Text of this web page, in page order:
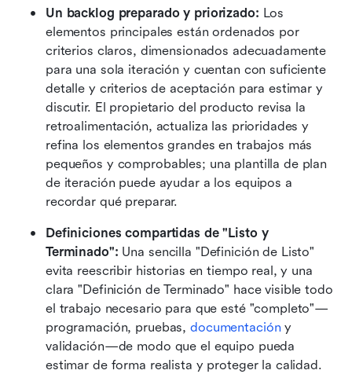
Un backlog preparado y priorizado: Los
elementos principales están ordenados por
criterios claros, dimensionados adecuadamente
para una sola iteración y cuentan con suficiente
detalle y criterios de aceptación para estimar y
discutir. El propietario del producto revisa la
retroalimentación, actualiza las prioridades y
refina los elementos grandes en trabajos más
pequeños y comprobables; una plantilla de plan
de iteración puede ayudar a los equipos a
recordar qué preparar.
Definiciones compartidas de "Listo y
Terminado": Una sencilla "Definición de Listo"
evita reescribir historias en tiempo real, y una
clara "Definición de Terminado" hace visible todo
el trabajo necesario para que esté "completo"—
programación, pruebas, documentación y
validación—de modo que el equipo pueda
estimar de forma realista y proteger la calidad.